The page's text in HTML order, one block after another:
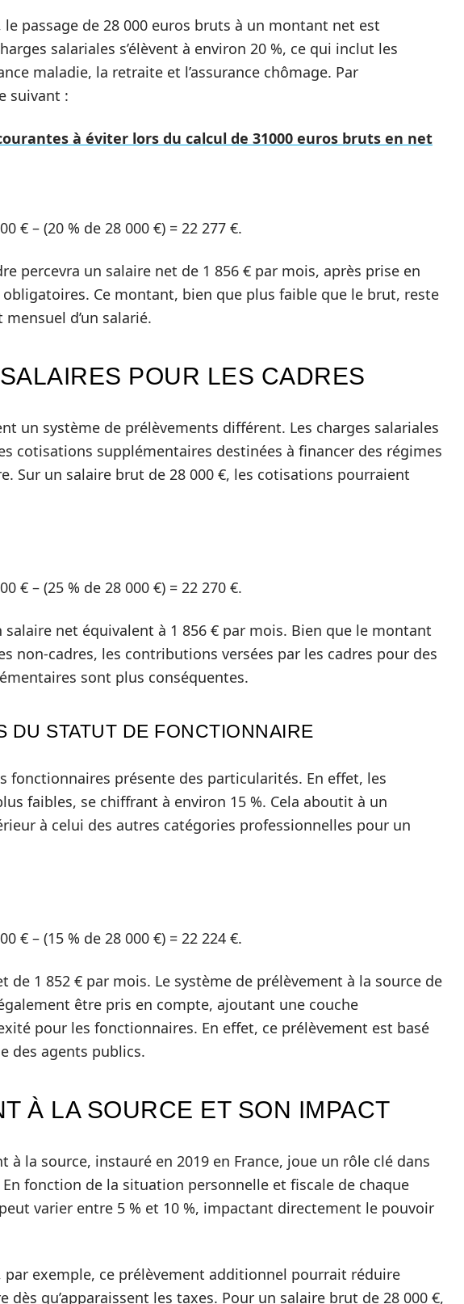
passage de 28 000 euros bruts à un montant net est
salariales s’élèvent à environ 20 %, ce qui inclut les
maladie, la retraite et l’assurance chômage. Par
suivant :
à éviter lors du calcul de 31000 euros bruts en net
€ – (20 % de 28 000 €) = 22 277 €.
percevra un salaire net de 1 856 € par mois, après prise en
Ce montant, bien que plus faible que le brut, reste
d’un salarié.
POUR LES CADRES
un système de prélèvements différent. Les charges salariales
cotisations supplémentaires destinées à financer des régimes
Sur un salaire brut de 28 000 €, les cotisations pourraient
€ – (25 % de 28 000 €) = 22 270 €.
salaire net équivalent à 1 856 € par mois. Bien que le montant
non-cadres, les contributions versées par les cadres pour des
sont plus conséquentes.
DU STATUT DE FONCTIONNAIRE
fonctionnaires présente des particularités. En effet, les
faibles, se chiffrant à environ 15 %. Cela aboutit à un
à celui des autres catégories professionnelles pour un
€ – (15 % de 28 000 €) = 22 224 €.
de 1 852 € par mois. Le système de prélèvement à la source de
être pris en compte, ajoutant une couche
pour les fonctionnaires. En effet, ce prélèvement est basé
des agents publics.
À LA SOURCE ET SON IMPACT
à la source, instauré en 2019 en France, joue un rôle clé dans
fonction de la situation personnelle et fiscale de chaque
varier entre 5 % et 10 %, impactant directement le pouvoir
par exemple, ce prélèvement additionnel pourrait réduire
dès qu’apparaissent les taxes. Pour un salaire brut de 28 000 €,